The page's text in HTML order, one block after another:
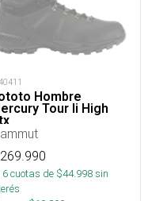
Hombre
Tour Ii High
269.990
6cuotas de $44.998sin